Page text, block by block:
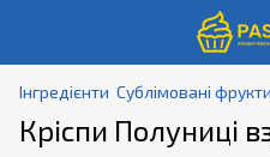
Інгредієнти Сублімовані
Кріспи Полуниці